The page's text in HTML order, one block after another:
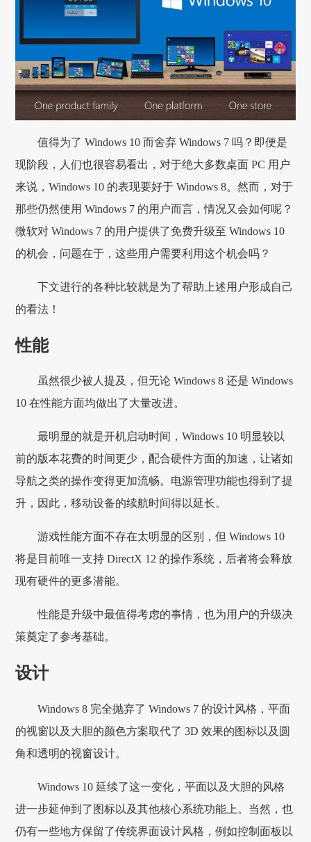
值得为了 Windows 10 而舍弃 Windows 7 吗？即便是
现阶段，人们也很容易看出，对于绝大多数桌面 PC 用户
来说，Windows 10 的表现要好于 Windows 8。然而，对于
那些仍然使用 Windows 7 的用户而言，情况又会如何呢？
微软对 Windows 7 的用户提供了免费升级至 Windows 10
的机会，问题在于，这些用户需要利用这个机会吗？
下文进行的各种比较就是为了帮助上述用户形成自己
的看法！
性能
虽然很少被人提及，但无论 Windows 8 还是 Windows
10 在性能方面均做出了大量改进。
最明显的就是开机启动时间，Windows 10 明显较以
前的版本花费的时间更少，配合硬件方面的加速，让诸如
导航之类的操作变得更加流畅。电源管理功能也得到了提
升，因此，移动设备的续航时间得以延长。
游戏性能方面不存在太明显的区别，但 Windows 10
将是目前唯一支持 DirectX 12 的操作系统，后者将会释放
现有硬件的更多潜能。
性能是升级中最值得考虑的事情，也为用户的升级决
策奠定了参考基础。
设计
Windows 8 完全抛弃了 Windows 7 的设计风格，平面
的视窗以及大胆的颜色方案取代了 3D 效果的图标以及圆
角和透明的视窗设计。
Windows 10 延续了这一变化，平面以及大胆的风格
进一步延伸到了图标以及其他核心系统功能上。当然，也
仍有一些地方保留了传统界面设计风格，例如控制面板以